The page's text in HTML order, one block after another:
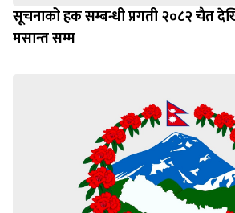
सूचनाको हक सम्बन्धी प्रगती २०८२ चैत
मसान्त सम्म